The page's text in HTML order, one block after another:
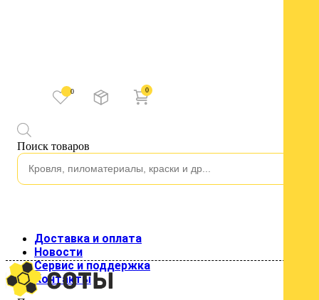
0 0
Поиск товаров
Каталог
Водосток
Изоляция
Строительные пленки
Кровельные материалы
Металлочерепица
Профнастил для кровли
Профнастил стеновой
Доставка и оплата
Новости
Сервис и поддержка
Контакты